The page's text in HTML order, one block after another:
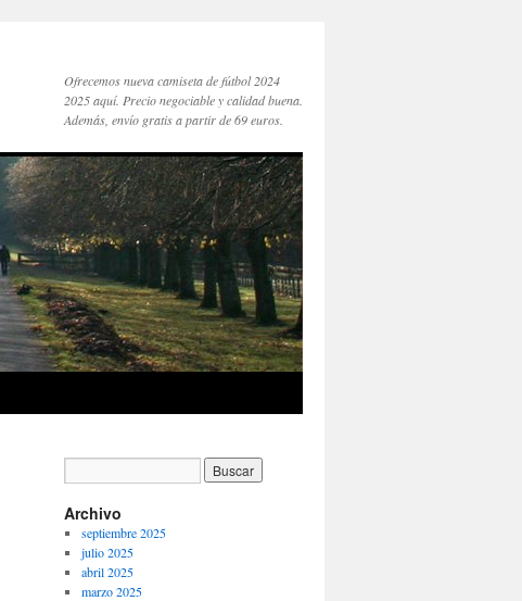
Ofrecemos nueva camiseta de fútbol 2024
2025 aquí. Precio negociable y calidad buena.
Además, envío gratis a partir de 69 euros.
Archivo
septiembre 2025
julio 2025
abril 2025
marzo 2025